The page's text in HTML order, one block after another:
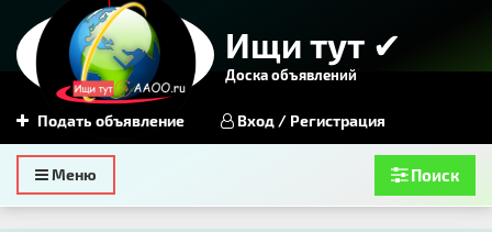
Ищи тут ✔
Доска объявлений
Подать объявление Вход / Регистрация
Toggle
navigation
Меню Поиск